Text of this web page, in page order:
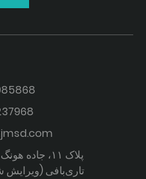
پلاک ۱۱،
تاری‌بافی (ویرایش